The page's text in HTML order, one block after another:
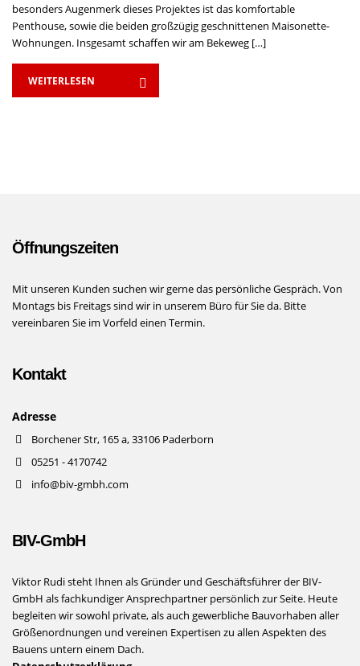
besonders Augenmerk dieses Projektes ist das komfortable
Penthouse, sowie die beiden großzügig geschnittenen Maisonette-
Wohnungen. Insgesamt schaffen wir am Bekeweg […]
WEITERLESEN
Öffnungszeiten
Mit unseren Kunden suchen wir gerne das persönliche Gespräch. Von
Montags bis Freitags sind wir in unserem Büro für Sie da. Bitte
vereinbaren Sie im Vorfeld einen Termin.
Kontakt
Adresse
Borchener Str, 165 a, 33106 Paderborn
05251 - 4170742
info@biv-gmbh.com
BIV-GmbH
Viktor Rudi steht Ihnen als Gründer und Geschäftsführer der BIV-
GmbH als fachkundiger Ansprechpartner persönlich zur Seite. Heute
begleiten wir sowohl private, als auch gewerbliche Bauvorhaben aller
Größenordnungen und vereinen Expertisen zu allen Aspekten des
Bauens untern einem Dach.